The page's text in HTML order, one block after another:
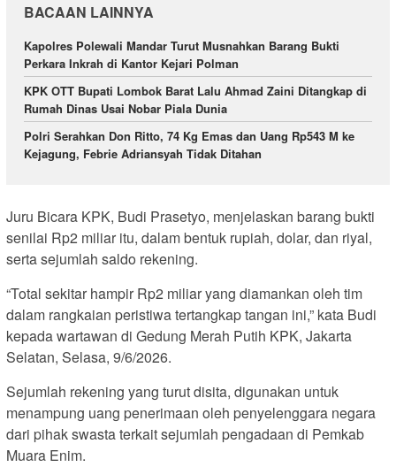
BACAAN LAINNYA
Kapolres Polewali Mandar Turut Musnahkan Barang Bukti
Perkara Inkrah di Kantor Kejari Polman
KPK OTT Bupati Lombok Barat Lalu Ahmad Zaini Ditangkap di
Rumah Dinas Usai Nobar Piala Dunia
Polri Serahkan Don Ritto, 74 Kg Emas dan Uang Rp543 M ke
Kejagung, Febrie Adriansyah Tidak Ditahan
Juru Bicara KPK, Budi Prasetyo, menjelaskan barang bukti
senilai Rp2 miliar itu, dalam bentuk rupiah, dolar, dan riyal,
serta sejumlah saldo rekening.
“Total sekitar hampir Rp2 miliar yang diamankan oleh tim
dalam rangkaian peristiwa tertangkap tangan ini,” kata Budi
kepada wartawan di Gedung Merah Putih KPK, Jakarta
Selatan, Selasa, 9/6/2026.
Sejumlah rekening yang turut disita, digunakan untuk
menampung uang penerimaan oleh penyelenggara negara
dari pihak swasta terkait sejumlah pengadaan di Pemkab
Muara Enim.